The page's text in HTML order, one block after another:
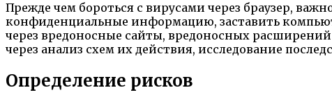
Прежде чем бороться с вирусами через браузер,
конфиденциальные информацию, заставить
через вредоносные сайты, вредоносных
через анализ схем их действия, исследование
Определение рисков